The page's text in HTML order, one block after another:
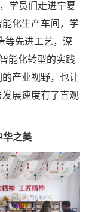
学员们走进宁夏
化生产车间，学
等先进工艺，深
能化转型的实践
产业视野，也让
展速度有了直观
华之美